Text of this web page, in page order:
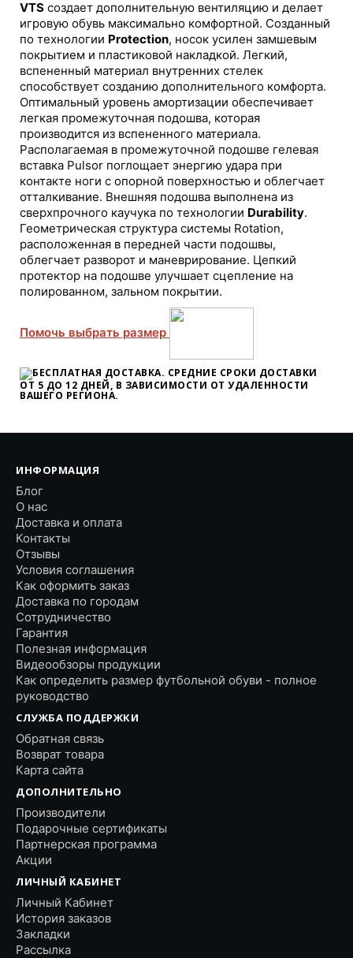
VTS создает дополнительную вентиляцию и делает
игровую обувь максимально комфортной. Созданный
по технологии Protection, носок усилен замшевым
покрытием и пластиковой накладкой. Легкий,
вспененный материал внутренних стелек
способствует созданию дополнительного комфорта.
Оптимальный уровень амортизации обеспечивает
легкая промежуточная подошва, которая
производится из вспененного материала.
Располагаемая в промежуточной подошве гелевая
вставка Pulsor поглощает энергию удара при
контакте ноги с опорной поверхностью и облегчает
отталкивание. Внешняя подошва выполнена из
сверхпрочного каучука по технологии Durability.
Геометрическая структура системы Rotation,
расположенная в передней части подошвы,
облегчает разворот и маневрирование. Цепкий
протектор на подошве улучшает сцепление на
полированном, зальном покрытии.
Помочь выбрать размер
БЕСПЛАТНАЯ ДОСТАВКА. СРЕДНИЕ СРОКИ ДОСТАВКИ
ОТ 5 ДО 12 ДНЕЙ, В ЗАВИСИМОСТИ ОТ УДАЛЕННОСТИ
ВАШЕГО РЕГИОНА.
ИНФОРМАЦИЯ
Блог
О нас
Доставка и оплата
Контакты
Отзывы
Условия соглашения
Как оформить заказ
Доставка по городам
Сотрудничество
Гарантия
Полезная информация
Видеообзоры продукции
Как определить размер футбольной обуви - полное
руководство
СЛУЖБА ПОДДЕРЖКИ
Обратная связь
Возврат товара
Карта сайта
ДОПОЛНИТЕЛЬНО
Производители
Подарочные сертификаты
Партнерская программа
Акции
ЛИЧНЫЙ КАБИНЕТ
Личный Кабинет
История заказов
Закладки
Рассылка